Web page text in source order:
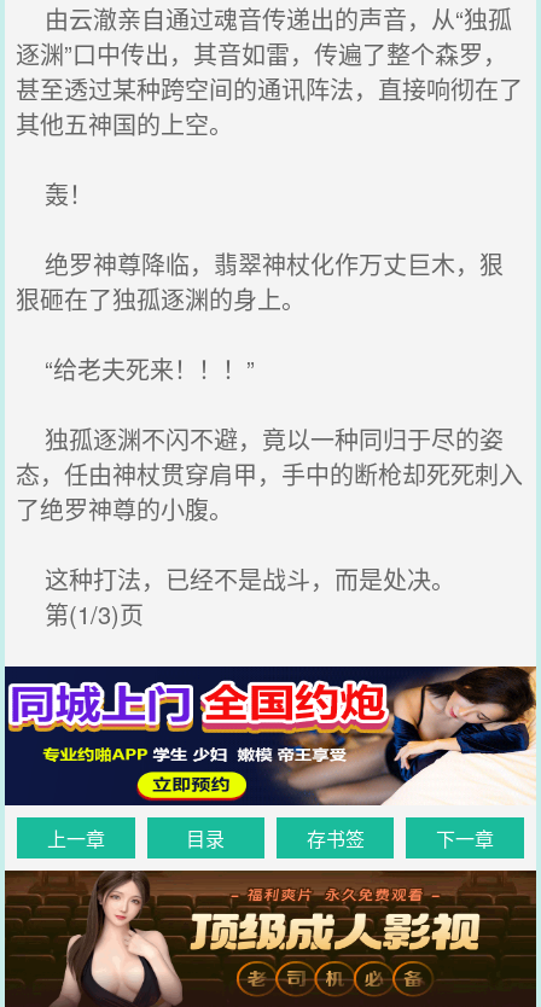
由云澈亲自通过魂音传递出的声音，从“独孤
逐渊”口中传出，其音如雷，传遍了整个森罗，
甚至透过某种跨空间的通讯阵法，直接响彻在了
其他五神国的上空。
轰！
绝罗神尊降临，翡翠神杖化作万丈巨木，狠
狠砸在了独孤逐渊的身上。
“给老夫死来！！！”
独孤逐渊不闪不避，竟以一种同归于尽的姿
态，任由神杖贯穿肩甲，手中的断枪却死死刺入
了绝罗神尊的小腹。
这种打法，已经不是战斗，而是处决。
第(1/3)页
上一章 目录 存书签 下一章